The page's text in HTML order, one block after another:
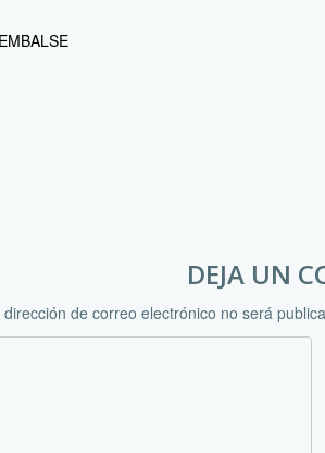
DEJA UN
dirección de correo electrónico no será